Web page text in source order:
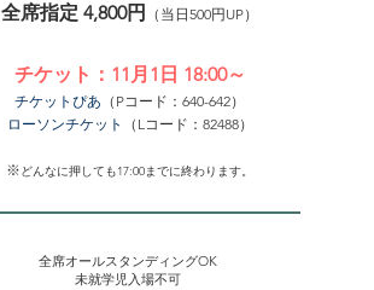
全席指定 4,800円 （当日500円UP）
​チケット：11月1日 18:00～
チケットぴあ （Pコード：640-642）
ローソンチケット
（Lコード：82488）
​※どんなに押しても17:00までに終わります。
全席オールスタンディングOK
​未就学児入場不可